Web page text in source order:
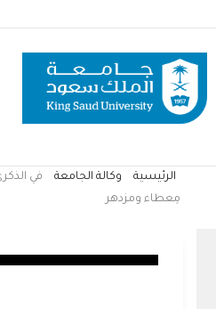
المحتوى
الرئيسي
مسار
الرئيسية وكالة الجامعة
مِعطاء ومزدهر